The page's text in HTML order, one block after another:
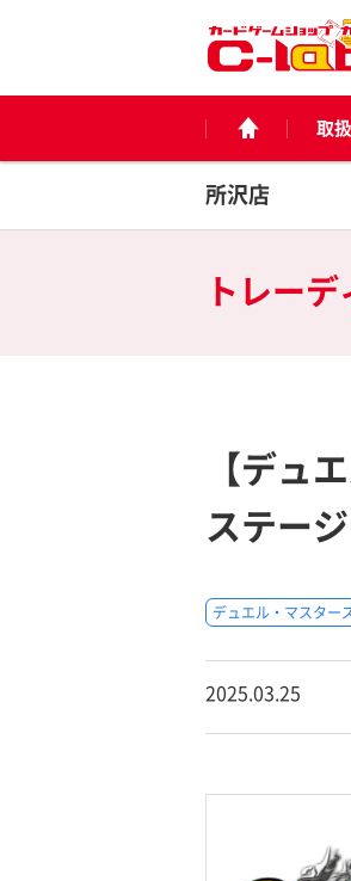
取
所沢店
トレー
【デュ
ステージ
デュエル・マスター
2025.03.25